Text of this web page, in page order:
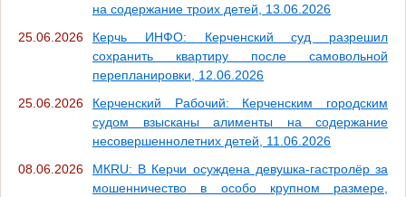
на содержание троих детей, 13.06.2026
25.06.2026
Керчь ИНФО: Керченский суд разрешил
сохранить квартиру после самовольной
перепланировки, 12.06.2026
25.06.2026
Керченский Рабочий: Керченским городским
судом взысканы алименты на содержание
несовершеннолетних детей, 11.06.2026
08.06.2026
МКRU: В Керчи осуждена девушка-гастролёр за
мошенничество в особо крупном размере,